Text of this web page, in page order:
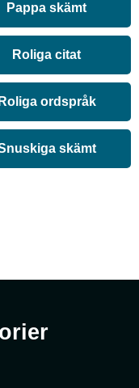
Pappa skämt
Roliga citat
Roliga ordspråk
skämt